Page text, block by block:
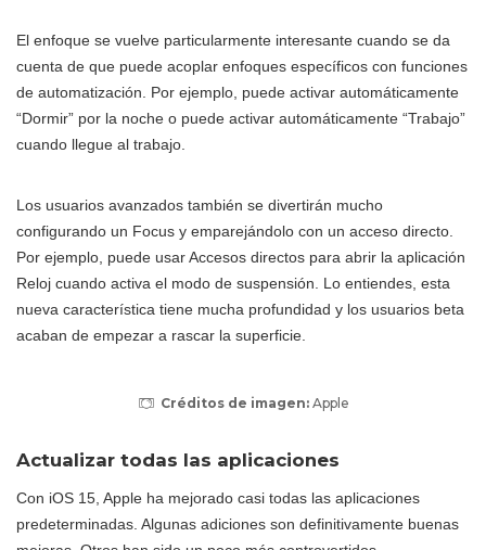
El enfoque se vuelve particularmente interesante cuando se da
cuenta de que puede acoplar enfoques específicos con funciones
de automatización. Por ejemplo, puede activar automáticamente
“Dormir” por la noche o puede activar automáticamente “Trabajo”
cuando llegue al trabajo.
Los usuarios avanzados también se divertirán mucho
configurando un Focus y emparejándolo con un acceso directo.
Por ejemplo, puede usar Accesos directos para abrir la aplicación
Reloj cuando activa el modo de suspensión. Lo entiendes, esta
nueva característica tiene mucha profundidad y los usuarios beta
acaban de empezar a rascar la superficie.
Créditos de imagen:Apple
Actualizar todas las aplicaciones
Con iOS 15, Apple ha mejorado casi todas las aplicaciones
predeterminadas. Algunas adiciones son definitivamente buenas